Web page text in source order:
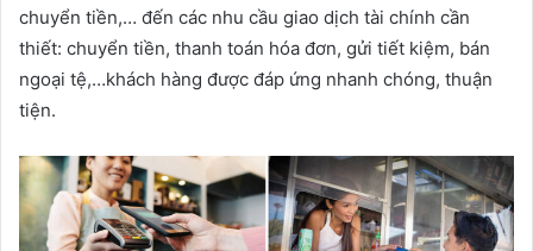
chuyển tiền,… đến các nhu cầu giao dịch tài chính cần
thiết: chuyển tiền, thanh toán hóa đơn, gửi tiết kiệm, bán
ngoại tệ,…khách hàng được đáp ứng nhanh chóng, thuận
tiện.